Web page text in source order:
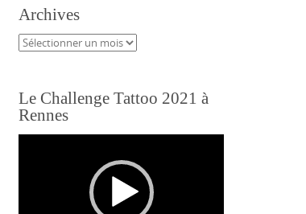
Archives
Archives
Le Challenge Tattoo 2021 à
Rennes